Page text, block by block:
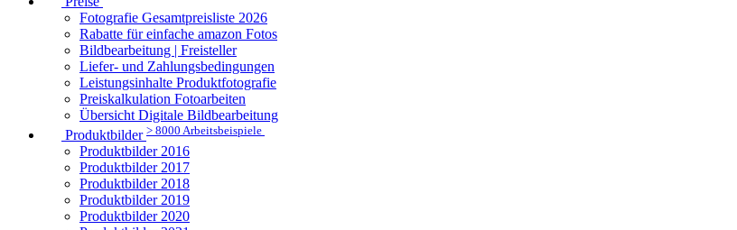
Fotografie Gesamtpreisliste 2026
Rabatte für einfache amazon Fotos
Bildbearbeitung | Freisteller
Liefer- und Zahlungsbedingungen
Leistungsinhalte Produktfotografie
Preiskalkulation Fotoarbeiten
Übersicht Digitale Bildbearbeitung
Produktbilder > 8000 Arbeitsbeispiele
Produktbilder 2016
Produktbilder 2017
Produktbilder 2018
Produktbilder 2019
Produktbilder 2020